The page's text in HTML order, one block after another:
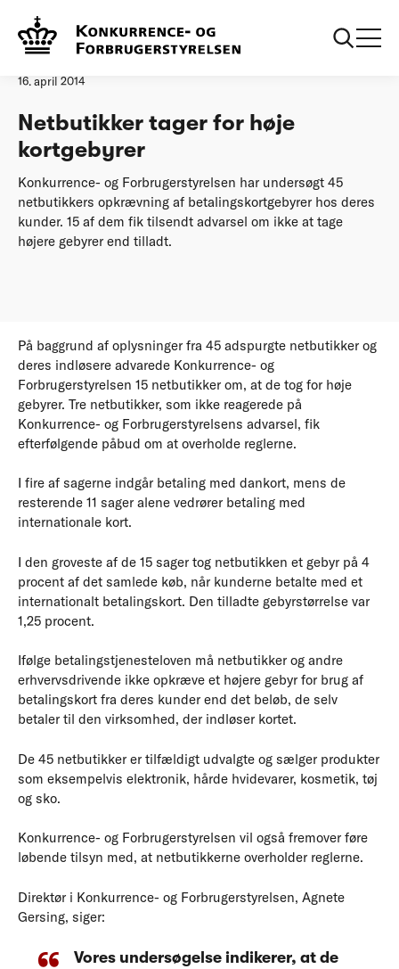
Forside
16. april 2014
Netbutikker tager for høje
kortgebyrer
Konkurrence- og Forbrugerstyrelsen har undersøgt 45
netbutikkers opkrævning af betalingskortgebyrer hos deres
kunder. 15 af dem fik tilsendt advarsel om ikke at tage
højere gebyrer end tilladt.
På baggrund af oplysninger fra 45 adspurgte netbutikker og
deres indløsere advarede Konkurrence- og
Forbrugerstyrelsen 15 netbutikker om, at de tog for høje
gebyrer. Tre netbutikker, som ikke reagerede på
Konkurrence- og Forbrugerstyrelsens advarsel, fik
efterfølgende påbud om at overholde reglerne.
I fire af sagerne indgår betaling med dankort, mens de
resterende 11 sager alene vedrører betaling med
internationale kort.
I den groveste af de 15 sager tog netbutikken et gebyr på 4
procent af det samlede køb, når kunderne betalte med et
internationalt betalingskort. Den tilladte gebyrstørrelse var
1,25 procent.
Ifølge betalingstjenesteloven må netbutikker og andre
erhvervsdrivende ikke opkræve et højere gebyr for brug af
betalingskort fra deres kunder end det beløb, de selv
betaler til den virksomhed, der indløser kortet.
De 45 netbutikker er tilfældigt udvalgte og sælger produkter
som eksempelvis elektronik, hårde hvidevarer, kosmetik, tøj
og sko.
Konkurrence- og Forbrugerstyrelsen vil også fremover føre
løbende tilsyn med, at netbutikkerne overholder reglerne.
Direktør i Konkurrence- og Forbrugerstyrelsen, Agnete
Gersing, siger:
Vores undersøgelse indikerer, at de